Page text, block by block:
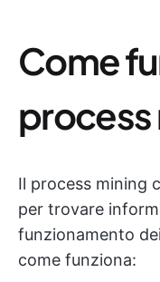
Come
process
Il process mining
per trovare
funzionamento
come funziona: